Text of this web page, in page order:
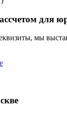
для
мы